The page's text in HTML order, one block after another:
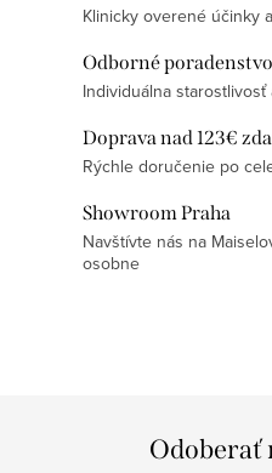
Klinicky overené účinky
Odborné poradenstvo
Individuálna
Doprava nad 123€
Rýchle doručenie po
Showroom Praha
Navštívte nás na
osobne
Odoberať